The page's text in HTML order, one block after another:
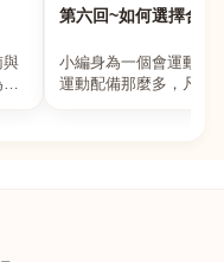
與
第六回~如何選擇合適
小編身為一個會運動的
運動配備那麼多，凡舉